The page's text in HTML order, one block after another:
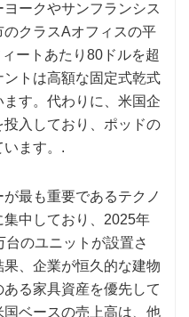
ークやサンフランシス
クラスAオフィスの平
ートあたり80ドルを超
トは高額な固定式乾式
す。代わりに、米国企
入しており、ポッドの
ます。.
最も重要であるテクノ
集中しており、2025年
のユニットが設置さ
、企業が恒久的な建物
る家具資産を優先して
ベースの売上高は、他